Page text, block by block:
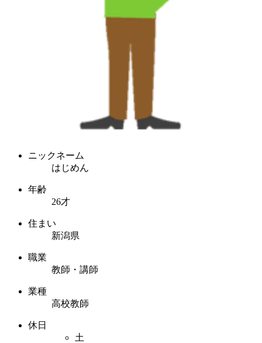
ニックネーム
はじめん
年齢
26才
住まい
新潟県
職業
教師・講師
業種
高校教師
休日
土